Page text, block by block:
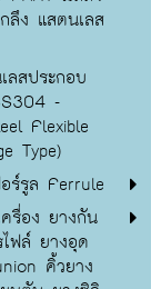
ง แสตนเลส
ลสประกอบ
-
Flexible
Type)
ร์รูล Ferrule
รื่อง ยางกัน
ฟล์ ยางอุด
คิ้วยาง